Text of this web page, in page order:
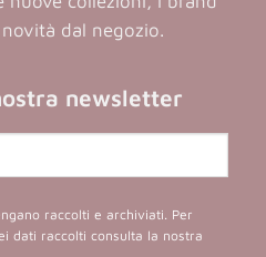
dal negozio.
newsletter
raccolti e archiviati. Per
dati raccolti consulta la nostra